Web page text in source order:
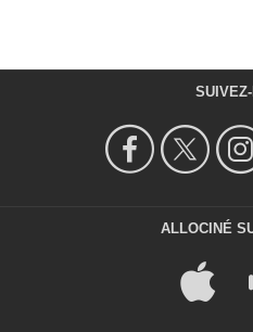
ALLOCINÉ